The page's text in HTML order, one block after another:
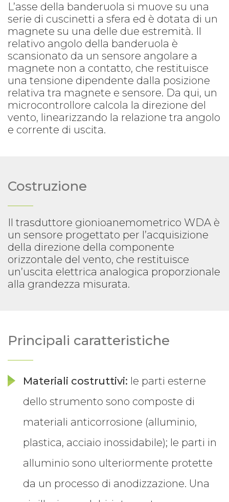
L’asse della banderuola si muove su una
serie di cuscinetti a sfera ed è dotata di un
magnete su una delle due estremità. Il
relativo angolo della banderuola è
scansionato da un sensore angolare a
magnete non a contatto, che restituisce
una tensione dipendente dalla posizione
relativa tra magnete e sensore. Da qui, un
microcontrollore calcola la direzione del
vento, linearizzando la relazione tra angolo
e corrente di uscita.
Costruzione
Il trasduttore gionioanemometrico WDA è
un sensore progettato per l’acquisizione
della direzione della componente
orizzontale del vento, che restituisce
un’uscita elettrica analogica proporzionale
alla grandezza misurata.
Principali caratteristiche
Materiali costruttivi: le parti esterne
dello strumento sono composte di
materiali anticorrosione (alluminio,
plastica, acciaio inossidabile); le parti in
alluminio sono ulteriormente protette
da un processo di anodizzazione. Una